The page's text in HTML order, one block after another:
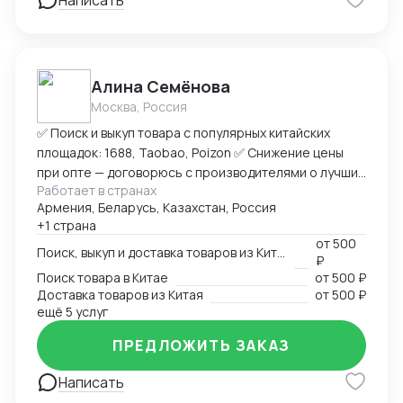
Алина Семёнова
Москва, Россия
✅ Поиск и выкуп товара с популярных китайских
площадок: 1688, Taobao, Poizon ✅ Снижение цены
при опте — договорюсь с производителями о лучших
условиях ✅ Предоставлю фото- и видеоотчет перед
отправкой ✅ Надежная упаковка — минимизация
рисков повреждений при перевозке ✅ Доставка
товара до склада в Москву, отправка в любой город
России (ТК на выбор) ✅ Также доставлю в Армению,
Беларусь, Казахстан, Кыргызстан ✅ Полное
сопровождение — от заказа до получения ➡
Пришлите ссылку на товар или фото, его количество,
и я рассчитаю стоимость доставки
Работает в странах
Армения, Беларусь, Казахстан, Россия
+1 страна
от500
₽
Поиск товара в Китае
от500 ₽
Доставка товаров из Китая
от500 ₽
ещё 5 услуг
Написать
ПРЕДЛОЖИТЬ ЗАКАЗ